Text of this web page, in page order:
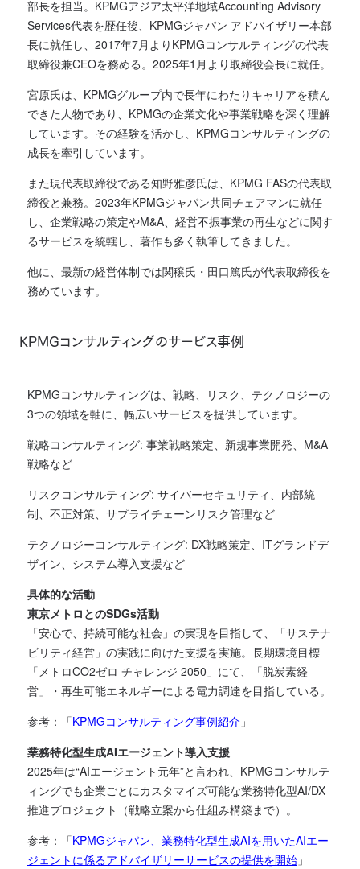
部長を担当。KPMGアジア太平洋地域Accounting Advisory
Services代表を歴任後、KPMGジャパン アドバイザリー本部
長に就任し、2017年7月よりKPMGコンサルティングの代表
取締役兼CEOを務める。2025年1月より取締役会長に就任。
宮原氏は、KPMGグループ内で長年にわたりキャリアを積ん
できた人物であり、KPMGの企業文化や事業戦略を深く理解
しています。その経験を活かし、KPMGコンサルティングの
成長を牽引しています。
また現代表取締役である知野雅彦氏は、KPMG FASの代表取
締役と兼務。2023年KPMGジャパン共同チェアマンに就任
し、企業戦略の策定やM&A、経営不振事業の再生などに関す
るサービスを統轄し、著作も多く執筆してきました。
他に、最新の経営体制では関穣氏・田口篤氏が代表取締役を
務めています。
KPMGコンサルティングのサービス事例
KPMGコンサルティングは、戦略、リスク、テクノロジーの
3つの領域を軸に、幅広いサービスを提供しています。
戦略コンサルティング: 事業戦略策定、新規事業開発、M&A
戦略など
リスクコンサルティング: サイバーセキュリティ、内部統
制、不正対策、サプライチェーンリスク管理など
テクノロジーコンサルティング: DX戦略策定、ITグランドデ
ザイン、システム導入支援など
具体的な活動
東京メトロとのSDGs活動
「安心で、持続可能な社会」の実現を目指して、「サステナ
ビリティ経営」の実践に向けた支援を実施。長期環境目標
「メトロCO2ゼロ チャレンジ 2050」にて、「脱炭素経
営」・再生可能エネルギーによる電力調達を目指している。
参考：「KPMGコンサルティング事例紹介 」
業務特化型生成AIエージェント導入支援
2025年は“AIエージェント元年”と言われ、KPMGコンサルテ
ィングでも企業ごとにカスタマイズ可能な業務特化型AI/DX
推進プロジェクト（戦略立案から仕組み構築まで）。
参考：「KPMGジャパン、業務特化型生成AIを用いたAIエー
ジェントに係るアドバイザリーサービスの提供を開始 」